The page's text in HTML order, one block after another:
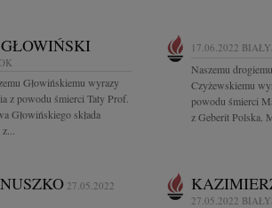
Głowińskiemu wyrazy
z powodu śmierci Taty Prof.
Głowińskiego składa
17.06.2022
Naszemu
Czyżewskiemu
powodu śmierci
z Geberit Polska.
27.05.2022
27.05.2022